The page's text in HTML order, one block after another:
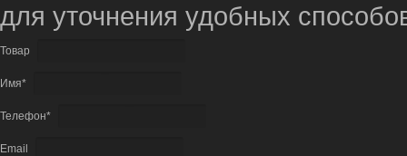
для уточнения удобных
Товар
Имя*
Телефон*
Email